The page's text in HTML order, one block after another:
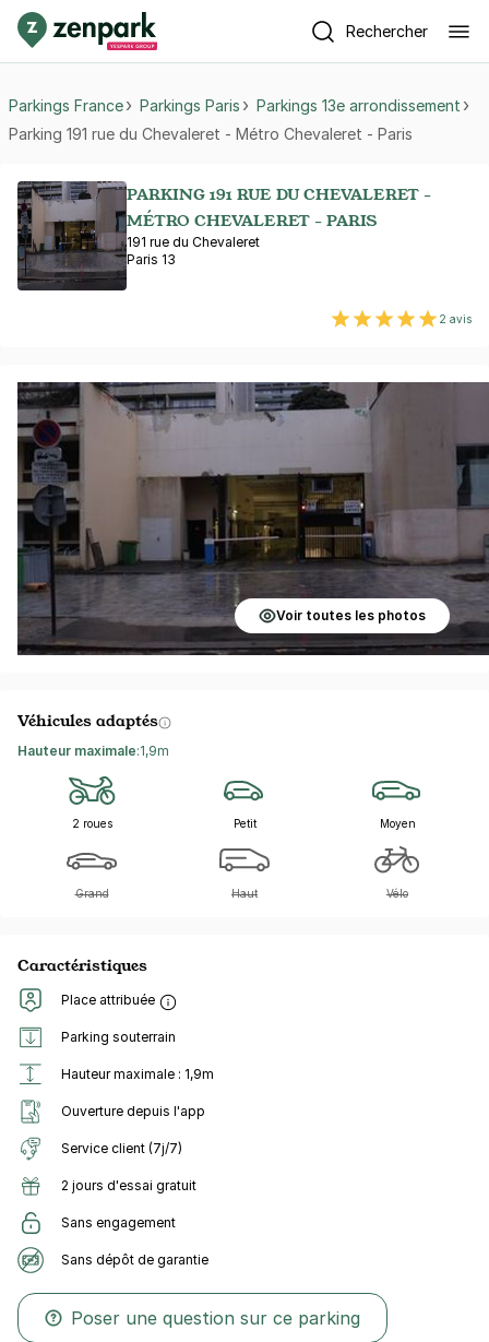
Rechercher
Parkings France Parkings Paris
Parkings 13e arrondissement
Parking 191 rue du Chevaleret - Métro Chevaleret - Paris
PARKING 191 RUE DU CHEVALERET -
MÉTRO CHEVALERET - PARIS
191 rue du Chevaleret
Paris 13
2 avis
Voir toutes les photos
Véhicules adaptés
Hauteur maximale:1,9m
2 roues Petit Moyen
Grand Haut Vélo
Caractéristiques
Place attribuée
Parking souterrain
Hauteur maximale : 1,9m
Ouverture depuis l'app
Service client (7j/7)
2 jours d'essai gratuit
Sans engagement
Sans dépôt de garantie
Poser une question sur ce parking